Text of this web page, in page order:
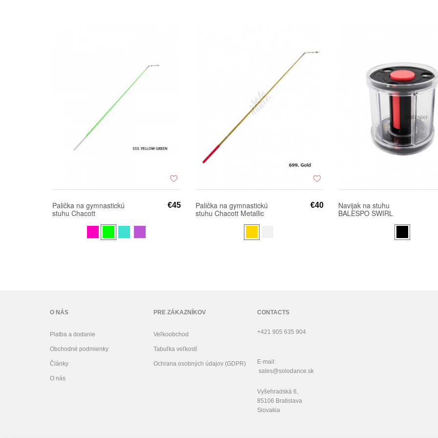
Palička na gymnastickú
stuhu Chacott
Standard 60 см FIG
€45
Palička na gymnastickú
stuhu Chacott Metallic
€40
Navijak na stuhu
BALESPO SWIRL
O NÁS
Platba a dodanie
Obchodné podmienky
Články
O nás
PRE ZÁKAZNÍKOV
Veľkoobchod
Tabuľka veľkostí
Ochrana osobných údajov (GDPR)
CONTACTS
+421 905 635 904
E-mail:
sales@solodance.sk
Vyšehradská 6,
85106 Bratislava
Slovakia